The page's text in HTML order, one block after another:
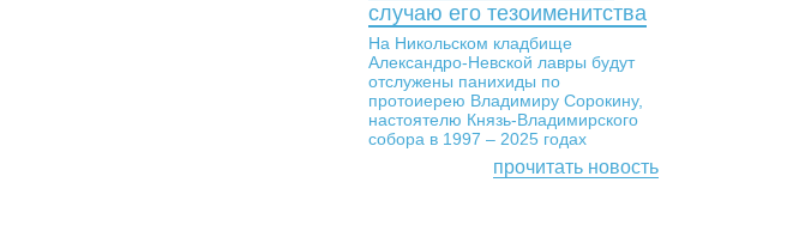
случаю его тезоименитства
На Никольском кладбище
Александро-Невской лавры будут
отслужены панихиды по
протоиерею Владимиру Сорокину,
настоятелю Князь-Владимирского
собора в 1997 – 2025 годах
прочитать новость